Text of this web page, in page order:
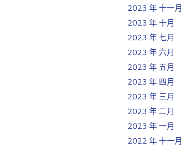
2023 年 十一月
2023 年 十月
2023 年 七月
2023 年 六月
2023 年 五月
2023 年 四月
2023 年 三月
2023 年 二月
2023 年 一月
2022 年 十一月